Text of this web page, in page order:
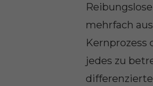
mehrfach
Kernprozess
jedes zu